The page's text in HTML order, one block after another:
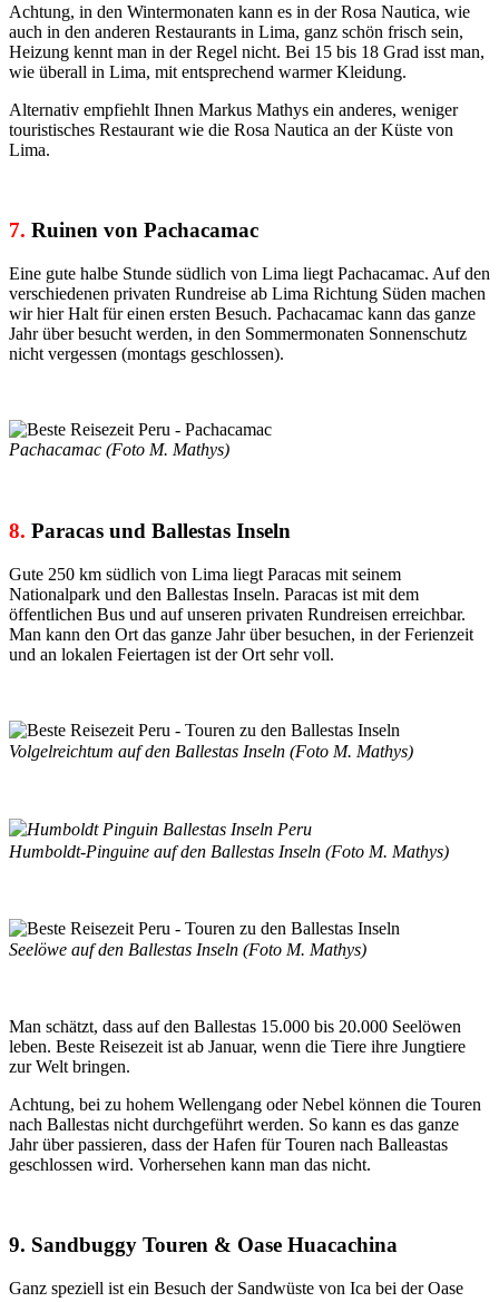
Achtung, in den Wintermonaten kann es in der Rosa Nautica, wie
auch in den anderen Restaurants in Lima, ganz schön frisch sein,
Heizung kennt man in der Regel nicht. Bei 15 bis 18 Grad isst man,
wie überall in Lima, mit entsprechend warmer Kleidung.
Alternativ empfiehlt Ihnen Markus Mathys ein anderes, weniger
touristisches Restaurant wie die Rosa Nautica an der Küste von
Lima.
7. Ruinen von Pachacamac
Eine gute halbe Stunde südlich von Lima liegt Pachacamac. Auf den
verschiedenen privaten Rundreise ab Lima Richtung Süden machen
wir hier Halt für einen ersten Besuch. Pachacamac kann das ganze
Jahr über besucht werden, in den Sommermonaten Sonnenschutz
nicht vergessen (montags geschlossen).
Pachacamac (Foto M. Mathys)
8. Paracas und Ballestas Inseln
Gute 250 km südlich von Lima liegt Paracas mit seinem
Nationalpark und den Ballestas Inseln. Paracas ist mit dem
öffentlichen Bus und auf unseren privaten Rundreisen erreichbar.
Man kann den Ort das ganze Jahr über besuchen, in der Ferienzeit
und an lokalen Feiertagen ist der Ort sehr voll.
Volgelreichtum auf den Ballestas Inseln (Foto M. Mathys)
Humboldt-Pinguine auf den Ballestas Inseln (Foto M. Mathys)
Seelöwe auf den Ballestas Inseln (Foto M. Mathys)
Man schätzt, dass auf den Ballestas 15.000 bis 20.000 Seelöwen
leben. Beste Reisezeit ist ab Januar, wenn die Tiere ihre Jungtiere
zur Welt bringen.
Achtung, bei zu hohem Wellengang oder Nebel können die Touren
nach Ballestas nicht durchgeführt werden. So kann es das ganze
Jahr über passieren, dass der Hafen für Touren nach Balleastas
geschlossen wird. Vorhersehen kann man das nicht.
9. Sandbuggy Touren & Oase Huacachina
Ganz speziell ist ein Besuch der Sandwüste von Ica bei der Oase